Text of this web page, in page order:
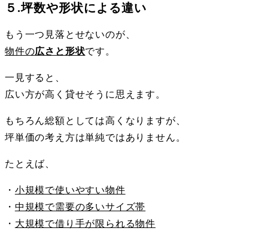
５.坪数や形状による違い
もう一つ見落とせないのが、
物件の広さと形状です。
一見すると、
広い方が高く貸せそうに思えます。
もちろん総額としては高くなりますが、
坪単価の考え方は単純ではありません。
たとえば、
・ 小規模で使いやすい物件
・ 中規模で需要の多いサイズ帯
・ 大規模で借り手が限られる物件